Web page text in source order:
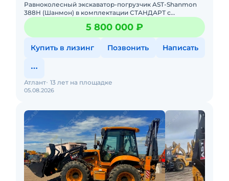
Равноколесный экскаватор-погрузчик AST-Shanmon
388Н (Шанмон) в комплектации СТАНДАРТ с
телескопической стрелой, усиленными мостами и
режимами шасси Крабовый ход
5 800 000 ₽
Купить в лизинг Позвонить Написать
05.08.2026
Атлант 13 лет на площадке